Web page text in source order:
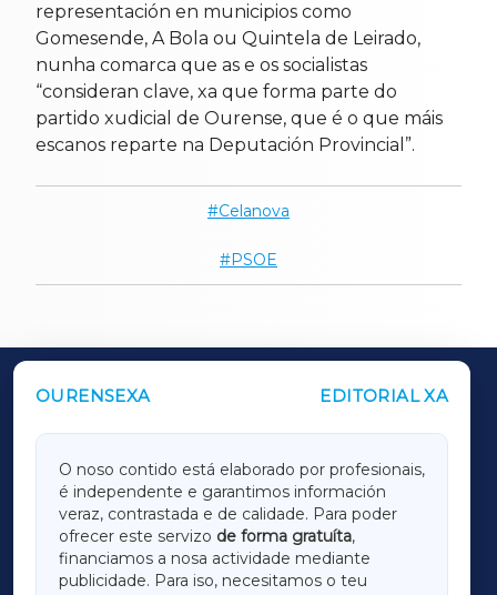
representación en municipios como
Gomesende, A Bola ou Quintela de Leirado,
nunha comarca que as e os socialistas
“consideran clave, xa que forma parte do
partido xudicial de Ourense, que é o que máis
escanos reparte na Deputación Provincial”.
Celanova
PSOE
OURENSEXA EDITORIAL XA
O noso contido está elaborado por profesionais,
é independente e garantimos información
veraz, contrastada e de calidade. Para poder
ofrecer este servizo de forma gratuíta,
financiamos a nosa actividade mediante
publicidade. Para iso, necesitamos o teu
OUTROS PERIÓDICOS
LUGOXA
TERRACHAXA